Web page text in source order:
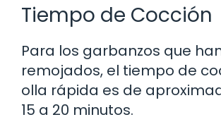
Tiempo de Cocción
Para los garbanzos que
remojados, el tiempo de
olla rápida es de
15 a 20 minutos.